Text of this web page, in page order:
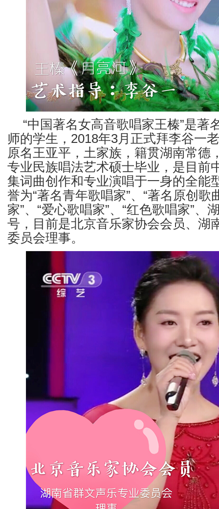
“中国著名女高音歌唱家王榛”是著
师的学生，2018年3月正式拜李谷一
原名王亚平，土家族，籍贯湖南常德
专业民族唱法艺术硕士毕业，是目前
集词曲创作和专业演唱于一身的全能
誉为“著名青年歌唱家”、“著名原创歌
家”、“爱心歌唱家”、“红色歌唱家”、
号，目前是北京音乐家协会会员、湖
委员会理事。